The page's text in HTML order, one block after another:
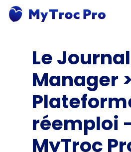
Skip
Le
Manager >
réemploi
MyTroc